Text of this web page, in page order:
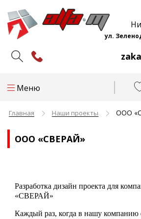
ул.
Меню
Главная Наши проекты ООО
ООО «СВЕРАЙ»
Разработка дизайн проекта для
«СВЕРАЙ»
Каждый раз, когда в нашу компанию